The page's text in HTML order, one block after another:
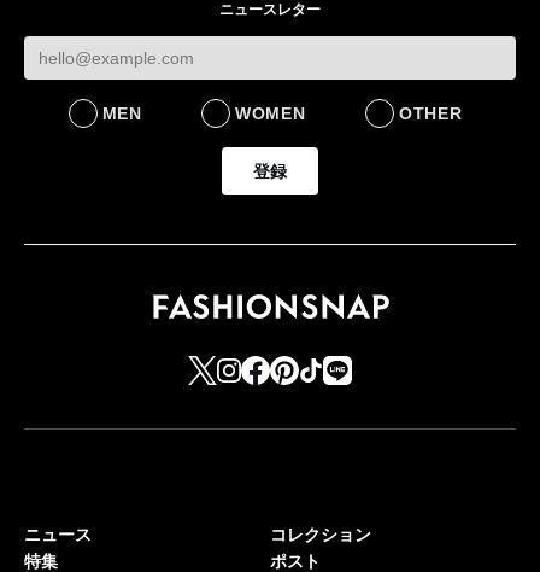
ニュースレター
MEN WOMEN OTHER
登録
ニュース
特集
コレクション
ポスト